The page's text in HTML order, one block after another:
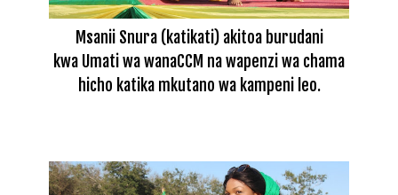
Msanii Snura (katikati) akitoa burudani
kwa Umati wa wanaCCM na wapenzi wa chama
hicho katika mkutano wa kampeni leo.